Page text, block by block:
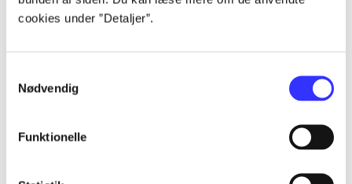
cookies under ”Detaljer”.
Nødvendig
Funktionelle
Artikler
...